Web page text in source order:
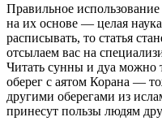
Правильное
на их основе ― целая
расписывать, то статья
отсылаем вас на
Читать сунны и дуа можно
оберег с аятом Корана ―
другими оберегами из
принесут пользы людям